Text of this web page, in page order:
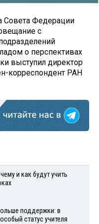
Совета Федерации
с
о перспективах
выступил директор
корреспондент РАН
и как будут учить
поддержки: в
статус учителя